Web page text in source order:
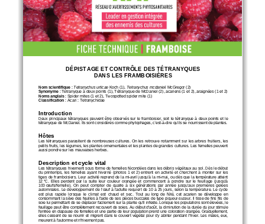
DÉPISTAGE ET CONTRÔLE DES TÉTRANYQUES
DANS LES FRAMBOISIÈRES
Nom scientifique : Tetranychus urticae Koch (1), Tetranychus mcdanieli McGregor (2)
Synonyme : Tétranyque à deux points (1), Tétranyque de McDaniel (2), acariens (1 et 2), araignées (1 et 2)
Noms anglais : Spider mites (1 et 2), Twospotted spider mite (1)
Classification : Acari : Tetranychidae
Introduction
Deux  principaux  tétranyques  peuvent  être  observés  sur  le framboisier, soit le  tétranyque  à  deux  points  et  le
tétranyque de McDaniel. Ils sont considérés comme phytophages, c’est-à-dire qu’ils se nourrissent de plantes.
Hôtes
Les tétranyques parasitent de nombreuses cultures. On les retrouve notamment sur les arbres fruitiers, les
petits fruits, les légumes, les plantes ornementales et les plantes de grandes cultures. Les femelles peuvent
aussi pondre sur les mauvaises herbes.
Description et cycle vital
Les tétranyques hivernent sous forme de femelles fécondées dans les débris végétaux au sol. Dès le début
du  printemps,  les  femelles  ayant  hiverné (photos 1  et  2)
  entrent  en  activité  et  cherchent  à  monter  sur  les
tiges de framboisiers.
  Leur
activité reprend de la  mi-avril jusqu’à la mi-mai,
ou  dès  que  la  température  atteint
12 °C. Elles  perdent  par  la  suite  leur  couleur
  orangée  et  commencent  à  pondre  sur  le  feuillage  (jusqu'à
100 œufs/femelle).
  On  peut  compter  de  quatre  à  six  générations  par  année
jusqu’aux  premières  gelées
automnales. Le développement de l’œuf à l’adulte requiert de 10 à 25 jours, selon la température. Le cycle
est  plus  rapide  lorsque  le  climat  est  chaud  et  sec.  Tout  au  long  de  l'été,  cet  acarien  se  développe  en
consommant la sève des feuilles à l'aide de ses pièces buccales de type piqueur-suceur. Il  tisse  de  fins  fils  de
soie lui permettant de se déplacer facilement sur la plante qu'il infeste. Lorsque les populations sont élevées, le
feuillage peut être complètement recouvert de soies. Au début d'août, la diminution de la durée du jour stimule
l'entrée en diapause de femelles et une partie de leur population prend une coloration orangée. Graduellement,
elles  cessent  de  se  nourrir  et  migrent  dans  le  couvert  végétal  pour s'y  abriter  pendant  l'hiver. Les  mâles, eux,
meurent à l'automne et n'hivernent pas.